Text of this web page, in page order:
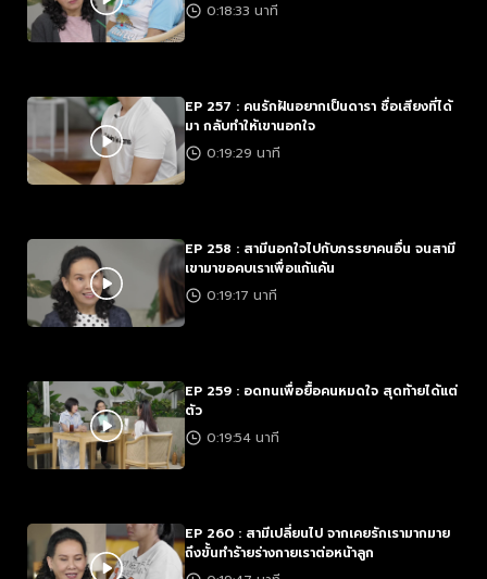
0:18:33 นาที
EP 257 : คนรักฝันอยากเป็นดารา ชื่อเสียงที่ได้
มา กลับทำให้เขานอกใจ
0:19:29 นาที
EP 258 : สามีนอกใจไปกับภรรยาคนอื่น จนสามี
เขามาขอคบเราเพื่อแก้แค้น
0:19:17 นาที
EP 259 : อดทนเพื่อยื้อคนหมดใจ สุดท้ายได้แต่
ตัว
0:19:54 นาที
EP 260 : สามีเปลี่ยนไป จากเคยรักเรามากมาย
ถึงขั้นทำร้ายร่างกายเราต่อหน้าลูก